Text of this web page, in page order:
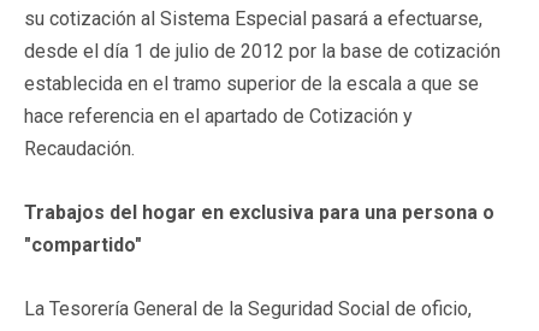
su cotización al Sistema Especial pasará a efectuarse,
desde el día 1 de julio de 2012 por la base de cotización
establecida en el tramo superior de la escala a que se
hace referencia en el apartado de Cotización y
Recaudación.
Trabajos del hogar en exclusiva para una persona o
"compartido"
La Tesorería General de la Seguridad Social de oficio,